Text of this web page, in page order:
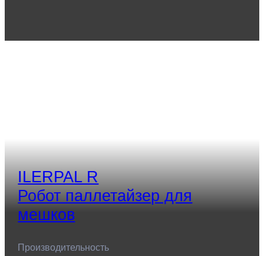
ILERPAL R
Робот паллетайзер для
мешков
Производительность